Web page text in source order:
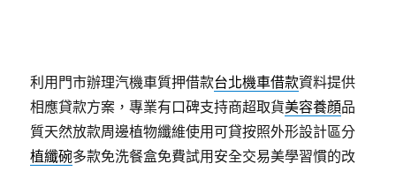
利用門市辦理汽機車質押借款台北機車借款資料提供
相應貸款方案，專業有口碑支持商超取貨美容養顔品
質天然放款周邊植物纖維使用可貸按照外形設計區分
植纖碗多款免洗餐盒免費試用安全交易美學習慣的改